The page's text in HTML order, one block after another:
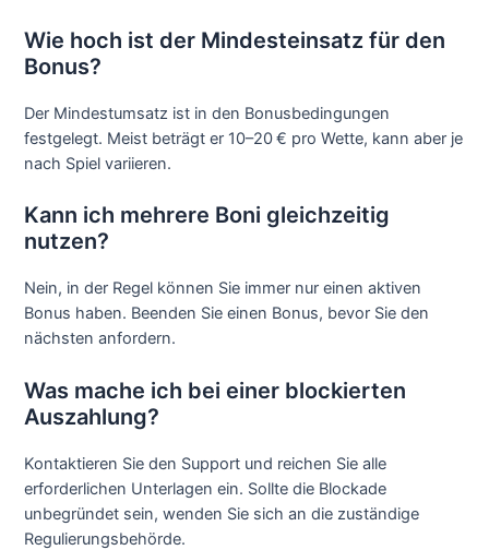
Wie hoch ist der Mindesteinsatz für den
Bonus?
Der Mindestumsatz ist in den Bonusbedingungen
festgelegt. Meist beträgt er 10–20 € pro Wette, kann aber je
nach Spiel variieren.
Kann ich mehrere Boni gleichzeitig
nutzen?
Nein, in der Regel können Sie immer nur einen aktiven
Bonus haben. Beenden Sie einen Bonus, bevor Sie den
nächsten anfordern.
Was mache ich bei einer blockierten
Auszahlung?
Kontaktieren Sie den Support und reichen Sie alle
erforderlichen Unterlagen ein. Sollte die Blockade
unbegründet sein, wenden Sie sich an die zuständige
Regulierungsbehörde.